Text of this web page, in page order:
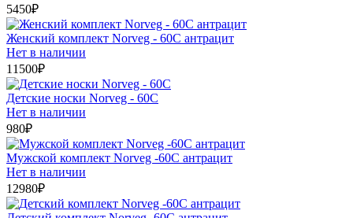
5450₽
Женский комплект Norveg - 60C антрацит
Нет в наличии
11500₽
Детские носки Norveg - 60С
Нет в наличии
980₽
Мужской комплект Norveg -60С антрацит
Нет в наличии
12980₽